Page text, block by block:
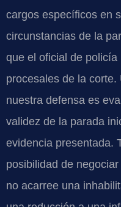
cargos específicos en
circunstancias de la
que el oficial de
procesales de la
nuestra defensa es
validez de la parada
evidencia presentada.
posibilidad de
no acarree una